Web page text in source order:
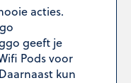
acties.
geeft je
Pods voor
kun